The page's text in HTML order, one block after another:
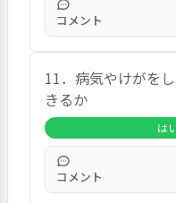
寄せられた意見
コメント
この項目では、
95.7％を占め、
4.3％、「いいえ
当」は0％という
寄せられた意見
11．病気やけがを
きるか
は
コメント